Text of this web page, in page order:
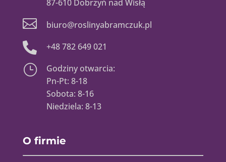
87-610 Dobrzyń nad Wisłą
 biuro@roslinyabramczuk.pl
 +48 782 649 021
}
Godziny otwarcia:
Pn-Pt: 8-18
Sobota: 8-16
Niedziela: 8-13
O firmie